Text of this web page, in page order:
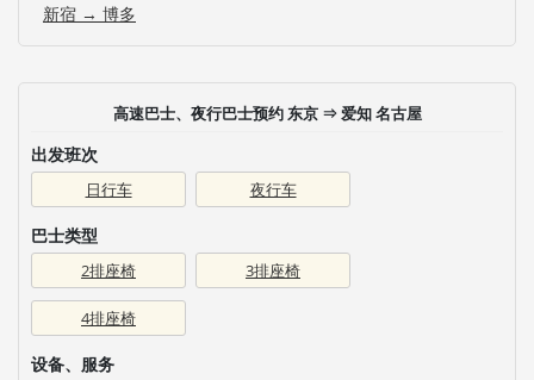
新宿 → 博多
高速巴士、夜行巴士预约 东京 ⇒ 爱知 名古屋
出发班次
日行车 夜行车
巴士类型
2排座椅 3排座椅
4排座椅
设备、服务